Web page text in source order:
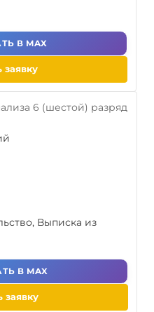
В MAX
заявку
6 (шестой) разряд
Выписка из
В MAX
заявку